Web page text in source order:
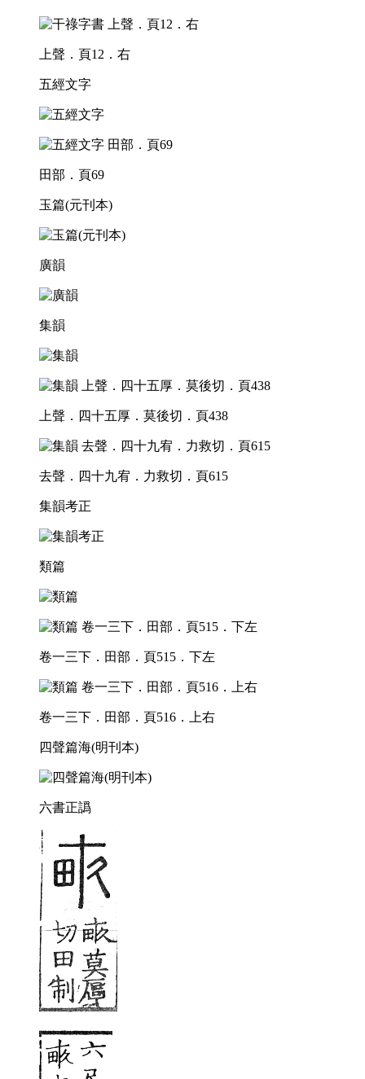
上聲．頁12．右
五經文字
田部．頁69
玉篇(元刊本)
廣韻
集韻
上聲．四十五厚．莫後切．頁438
去聲．四十九宥．力救切．頁615
集韻考正
類篇
卷一三下．田部．頁515．下左
卷一三下．田部．頁516．上右
四聲篇海(明刊本)
六書正譌